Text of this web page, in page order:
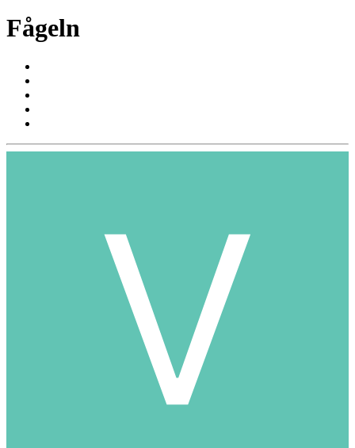
Fågeln